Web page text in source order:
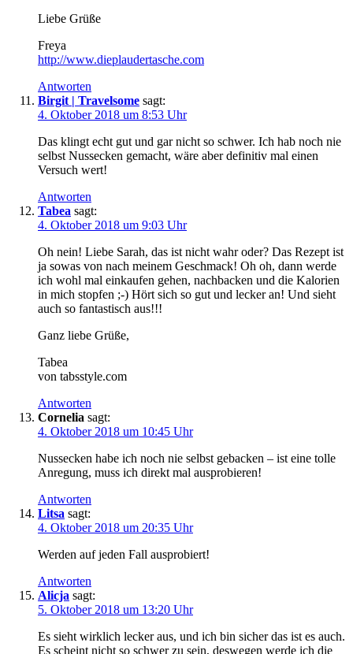
Liebe Grüße
Freya
http://www.dieplaudertasche.com
Antworten
Birgit | Travelsome sagt:
4. Oktober 2018 um 8:53 Uhr
Das klingt echt gut und gar nicht so schwer. Ich hab noch nie
selbst Nussecken gemacht, wäre aber definitiv mal einen
Versuch wert!
Antworten
Tabea sagt:
4. Oktober 2018 um 9:03 Uhr
Oh nein! Liebe Sarah, das ist nicht wahr oder? Das Rezept ist
ja sowas von nach meinem Geschmack! Oh oh, dann werde
ich wohl mal einkaufen gehen, nachbacken und die Kalorien
in mich stopfen ;-) Hört sich so gut und lecker an! Und sieht
auch so fantastisch aus!!!
Ganz liebe Grüße,
Tabea
von tabsstyle.com
Antworten
Cornelia sagt:
4. Oktober 2018 um 10:45 Uhr
Nussecken habe ich noch nie selbst gebacken – ist eine tolle
Anregung, muss ich direkt mal ausprobieren!
Antworten
Litsa sagt:
4. Oktober 2018 um 20:35 Uhr
Werden auf jeden Fall ausprobiert!
Antworten
Alicja sagt:
5. Oktober 2018 um 13:20 Uhr
Es sieht wirklich lecker aus, und ich bin sicher das ist es auch.
Es scheint nicht so schwer zu sein, deswegen werde ich die